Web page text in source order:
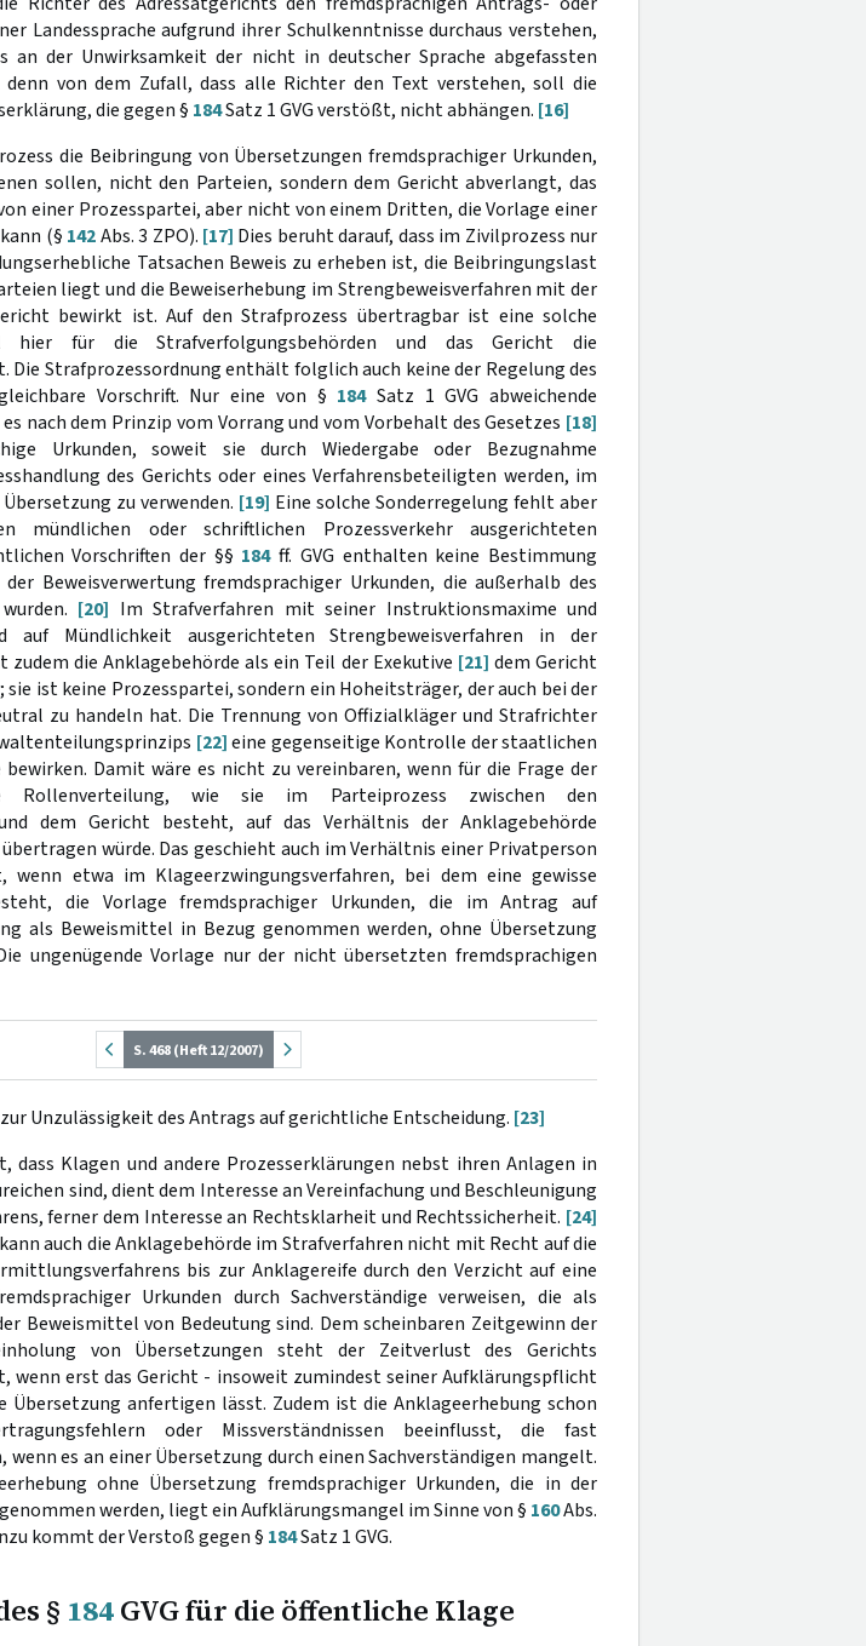
Landessprache aufgrund ihrer Schulkenntnisse durchaus verstehen,
an der Unwirksamkeit der nicht in deutscher Sprache abgefassten
von dem Zufall, dass alle Richter den Text verstehen, soll die
die gegen § 184Satz 1 GVG verstößt, nicht abhängen. [16]
die Beibringung von Übersetzungen fremdsprachiger Urkunden,
sollen, nicht den Parteien, sondern dem Gericht abverlangt, das
einer Prozesspartei, aber nicht von einem Dritten, die Vorlage einer
(§ 142Abs. 3 ZPO). [17] Dies beruht darauf, dass im Zivilprozess nur
Tatsachen Beweis zu erheben ist, die Beibringungslast
liegt und die Beweiserhebung im Strengbeweisverfahren mit der
bewirkt ist. Auf den Strafprozess übertragbar ist eine solche
hier für die Strafverfolgungsbehörden und das Gericht die
Strafprozessordnung enthält folglich auch keine der Regelung des
Vorschrift. Nur eine von § 184Satz 1 GVG abweichende
nach dem Prinzip vom Vorrang und vom Vorbehalt des Gesetzes [18]
Urkunden, soweit sie durch Wiedergabe oder Bezugnahme
des Gerichts oder eines Verfahrensbeteiligten werden, im
zu verwenden. [19] Eine solche Sonderregelung fehlt aber
oder schriftlichen Prozessverkehr ausgerichteten
Vorschriften der §§ 184ff. GVG enthalten keine Bestimmung
Beweisverwertung fremdsprachiger Urkunden, die außerhalb des
[20] Im Strafverfahren mit seiner Instruktionsmaxime und
auf Mündlichkeit ausgerichteten Strengbeweisverfahren in der
die Anklagebehörde als ein Teil der Exekutive [21] dem Gericht
ist keine Prozesspartei, sondern ein Hoheitsträger, der auch bei der
zu handeln hat. Die Trennung von Offizialkläger und Strafrichter
[22]eine gegenseitige Kontrolle der staatlichen
Damit wäre es nicht zu vereinbaren, wenn für die Frage der
Rollenverteilung, wie sie im Parteiprozess zwischen den
dem Gericht besteht, auf das Verhältnis der Anklagebehörde
würde. Das geschieht auch im Verhältnis einer Privatperson
wenn etwa im Klageerzwingungsverfahren, bei dem eine gewisse
die Vorlage fremdsprachiger Urkunden, die im Antrag auf
als Beweismittel in Bezug genommen werden, ohne Übersetzung
ungenügende Vorlage nur der nicht übersetzten fremdsprachigen
S. 468 (Heft 12/2007)
Unzulässigkeit des Antrags auf gerichtliche Entscheidung. [23]
dass Klagen und andere Prozesserklärungen nebst ihren Anlagen in
sind, dient dem Interesse an Vereinfachung und Beschleunigung
ferner dem Interesse an Rechtsklarheit und Rechtssicherheit. [24]
auch die Anklagebehörde im Strafverfahren nicht mit Recht auf die
bis zur Anklagereife durch den Verzicht auf eine
Urkunden durch Sachverständige verweisen, die als
Beweismittel von Bedeutung sind. Dem scheinbaren Zeitgewinn der
von Übersetzungen steht der Zeitverlust des Gerichts
wenn erst das Gericht - insoweit zumindest seiner Aufklärungspflicht
Übersetzung anfertigen lässt. Zudem ist die Anklageerhebung schon
oder Missverständnissen beeinflusst, die fast
es an einer Übersetzung durch einen Sachverständigen mangelt.
ohne Übersetzung fremdsprachiger Urkunden, die in der
werden, liegt ein Aufklärungsmangel im Sinne von § 160Abs.
kommt der Verstoß gegen § 184Satz 1 GVG.
§ 184GVG für die öffentliche Klage